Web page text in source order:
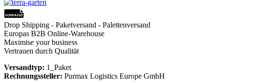
Drop Shipping - Paketversand - Palettenversand
Europas B2B Online-Warehouse
Maximise your business
Vertrauen durch Qualität
Versandtyp: 1_Paket
Rechnungssteller: Purmax Logistics Europe GmbH